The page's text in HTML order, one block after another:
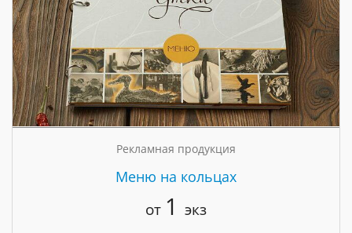
Рекламная продукция
Меню на кольцах
от 1 экз